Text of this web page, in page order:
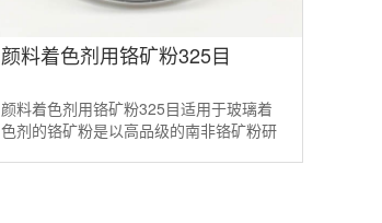
颜料着色剂用铬矿粉325目
颜料着色剂用铬矿粉325目适用于玻璃着
色剂的铬矿粉是以高品级的南非铬矿粉研